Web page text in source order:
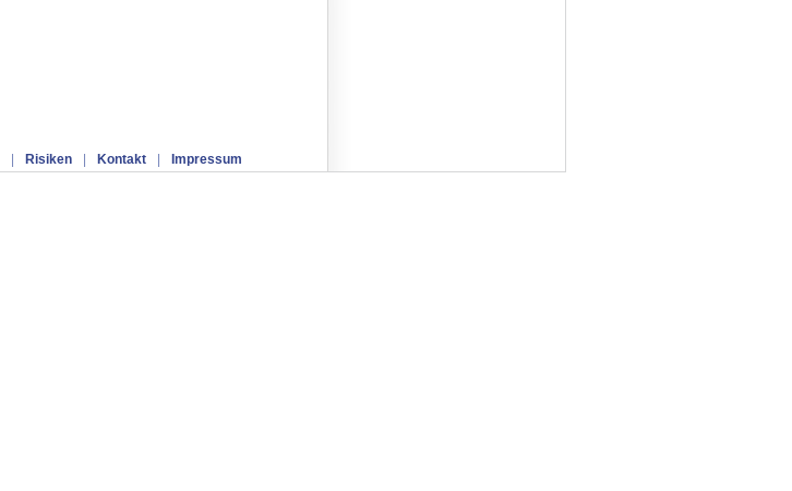
Risiken Kontakt Impressum